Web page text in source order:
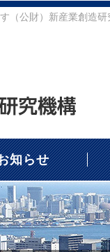
（公財）新産業創造
知らせ